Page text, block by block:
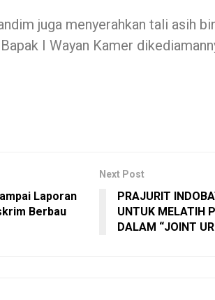
juga menyerahkan tali asih
I Wayan Kamer
Laporan
Berbau
Next Post
PRAJURIT
UNTUK MELATIH
DALAM “JOINT